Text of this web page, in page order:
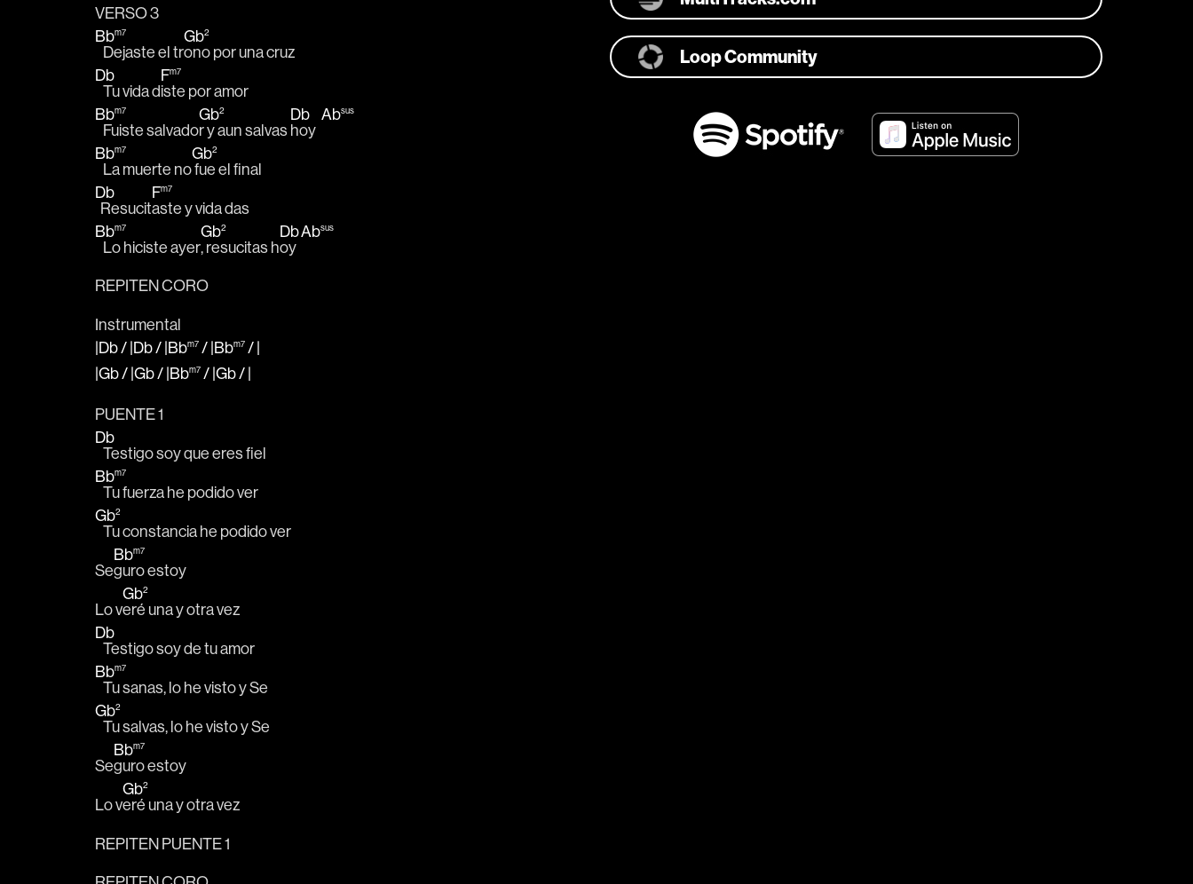
VERSO 3
Bbm7
   Dejaste el tr
Gb2
ono por una cruz
Db
   Tu vida d
Fm7
iste por amor
Bbm7
   Fuiste salvado
Gb2
r y aun salvas
Db
hoy
Absus
Bbm7
   La muerte no
Gb2
fue el final
Db
  Resucit
Fm7
aste y vida das
Bbm7
   Lo hiciste ayer
Gb2
, resucitas h
Db
oy
Absus
REPITEN CORO
Instrumental
|Db/ |Db/ |Bbm7 / |Bbm7 / |
|Gb/ |Gb/ |Bbm7 / |Gb/ |
PUENTE 1
Db
   Testigo soy que eres fiel
Bbm7
   Tu fuerza he podido ver
Gb2
   Tu constancia he podido ver
Se
Bbm7
guro estoy
Lo v
Gb2
eré una y otra vez
Db
   Testigo soy de tu amor
Bbm7
   Tu sanas, lo he visto y Se
Gb2
   Tu salvas, lo he visto y Se
Se
Bbm7
guro estoy
Lo v
Gb2
eré una y otra vez
REPITEN PUENTE 1
Loop Community